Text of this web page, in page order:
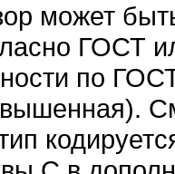
может
ГОСТ
по